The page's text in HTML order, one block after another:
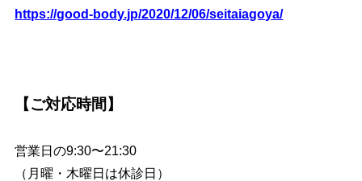
https://good-body.jp/2020/12/06/seitaiagoya/
【ご対応時間】
営業日の9:30〜21:30
（月曜・木曜日は休診日）